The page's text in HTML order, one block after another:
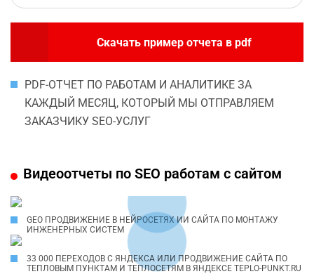
Скачать пример отчета в pdf
PDF-ОТЧЕТ ПО РАБОТАМ И АНАЛИТИКЕ ЗА
КАЖДЫЙ МЕСЯЦ, КОТОРЫЙ МЫ ОТПРАВЛЯЕМ
ЗАКАЗЧИКУ SEO-УСЛУГ
Видеоотчеты по SEO работам с сайтом
GEO ПРОДВИЖЕНИЕ В НЕЙРОСЕТЯХ ИИ САЙТА ПО МОНТАЖУ
ИНЖЕНЕРНЫХ СИСТЕМ
33 000 ПЕРЕХОДОВ С ЯНДЕКСА ИЛИ ПРОДВИЖЕНИЕ САЙТА ПО
ТЕПЛОВЫМ ПУНКТАМ И ТЕПЛОСЕТЯМ В ЯНДЕКСЕ TEPLO-PUNKT.RU